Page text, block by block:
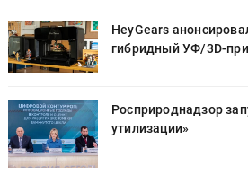
HeyGears
гибридный УФ/3D-
Росприроднадзор
утилизации»